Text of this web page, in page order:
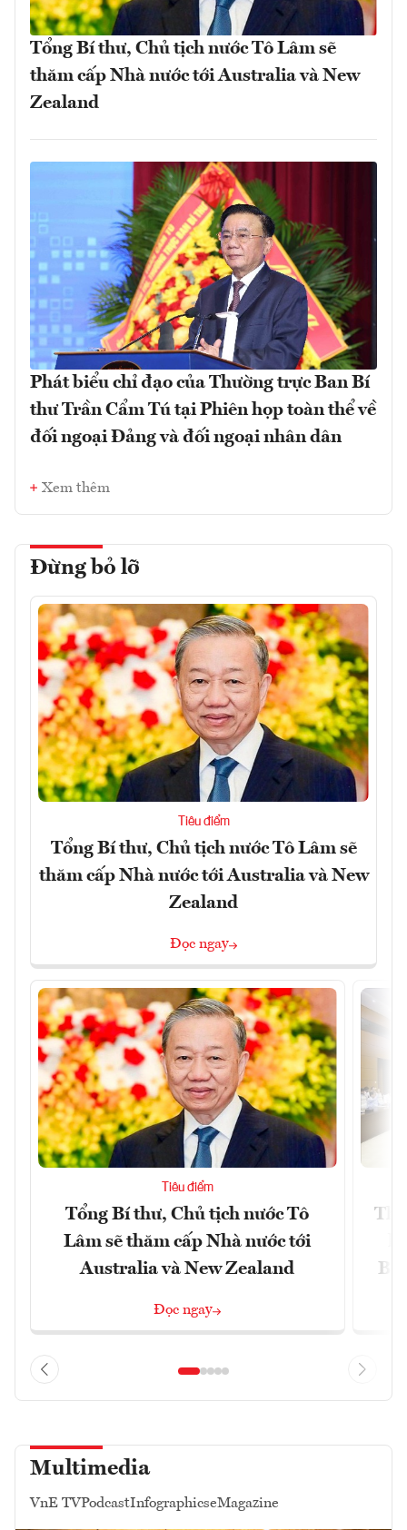
Tổng Bí thư, Chủ tịch nước Tô Lâm sẽ
thăm cấp Nhà nước tới Australia và New
Zealand
Phát biểu chỉ đạo của Thường trực Ban Bí
thư Trần Cẩm Tú tại Phiên họp toàn thể về
đối ngoại Đảng và đối ngoại nhân dân
Xem thêm
Đừng bỏ lỡ
Tiêu điểm
Tổng Bí thư, Chủ tịch nước Tô Lâm sẽ
thăm cấp Nhà nước tới Australia và New
Zealand
Đọc ngay
Tiêu điểm
Tổng Bí thư, Chủ tịch nước Tô
Lâm sẽ thăm cấp Nhà nước tới
Australia và New Zealand
Đọc ngay
Multimedia
VnE TVPodcastInfographicseMagazine